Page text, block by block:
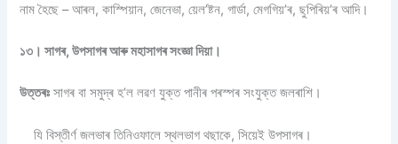
নাম হৈছে – আৰল, কাস্পিয়ান, জেনেভা, য়েল’ষ্টন, গাৰ্ডা, মেগগিয়’ৰ, ছুপিৰিয়’ৰ আদি।
১৩। সাগৰ, উপসাগৰ আৰু মহাসাগৰ সংজ্ঞা দিয়া।
উত্তৰঃ সাগৰ বা সমুদ্ৰ হ’ল লৱণ যুক্ত পানীৰ পৰস্পৰ সংযুক্ত জলৰাশি।
যি বিস্তীৰ্ণ জলভাৰ তিনিওফালে স্থলভাগ থছাকে, সিয়েই উপসাগৰ।